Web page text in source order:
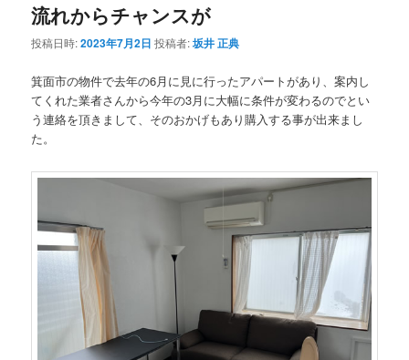
ビ
ゲ
ー
ョ
ン
流れからチャンスが
投稿日時:2023年7月2日 投稿者:坂井 正典
箕面市の物件で去年の6月に見に行ったアパートがあり、案内し
てくれた業者さんから今年の3月に大幅に条件が変わるのでとい
う連絡を頂きまして、そのおかげもあり購入する事が出来まし
た。